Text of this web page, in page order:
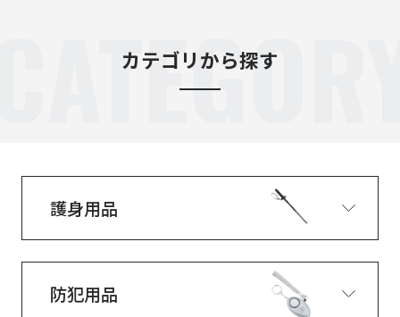
カテゴリから探す
護身用品
防犯用品